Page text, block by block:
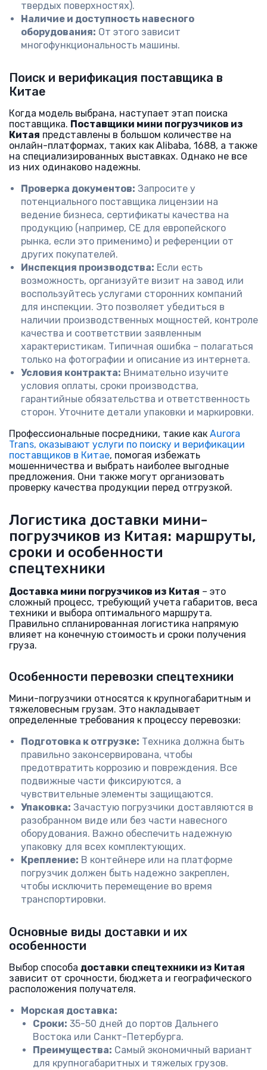
твердых поверхностях).
Наличие и доступность навесного
оборудования: От этого зависит
многофункциональность машины.
Поиск и верификация поставщика в
Китае
Когда модель выбрана, наступает этап поиска
поставщика. Поставщики мини погрузчиков из
Китая представлены в большом количестве на
онлайн-платформах, таких как Alibaba, 1688, а также
на специализированных выставках. Однако не все
из них одинаково надежны.
Проверка документов: Запросите у
потенциального поставщика лицензии на
ведение бизнеса, сертификаты качества на
продукцию (например, CE для европейского
рынка, если это применимо) и референции от
других покупателей.
Инспекция производства: Если есть
возможность, организуйте визит на завод или
воспользуйтесь услугами сторонних компаний
для инспекции. Это позволяет убедиться в
наличии производственных мощностей, контроле
качества и соответствии заявленным
характеристикам. Типичная ошибка – полагаться
только на фотографии и описание из интернета.
Условия контракта: Внимательно изучите
условия оплаты, сроки производства,
гарантийные обязательства и ответственность
сторон. Уточните детали упаковки и маркировки.
Профессиональные посредники, такие как Aurora
Trans, оказывают услуги по поиску и верификации
поставщиков в Китае, помогая избежать
мошенничества и выбрать наиболее выгодные
предложения. Они также могут организовать
проверку качества продукции перед отгрузкой.
Логистика доставки мини-
погрузчиков из Китая: маршруты,
сроки и особенности
спецтехники
Доставка мини погрузчиков из Китая – это
сложный процесс, требующий учета габаритов, веса
техники и выбора оптимального маршрута.
Правильно спланированная логистика напрямую
влияет на конечную стоимость и сроки получения
груза.
Особенности перевозки спецтехники
Мини-погрузчики относятся к крупногабаритным и
тяжеловесным грузам. Это накладывает
определенные требования к процессу перевозки:
Подготовка к отгрузке: Техника должна быть
правильно законсервирована, чтобы
предотвратить коррозию и повреждения. Все
подвижные части фиксируются, а
чувствительные элементы защищаются.
Упаковка: Зачастую погрузчики доставляются в
разобранном виде или без части навесного
оборудования. Важно обеспечить надежную
упаковку для всех комплектующих.
Крепление: В контейнере или на платформе
погрузчик должен быть надежно закреплен,
чтобы исключить перемещение во время
транспортировки.
Основные виды доставки и их
особенности
Выбор способа доставки спецтехники из Китая
зависит от срочности, бюджета и географического
расположения получателя.
Морская доставка:
Сроки: 35-50 дней до портов Дальнего
Востока или Санкт-Петербурга.
Преимущества: Самый экономичный вариант
для крупногабаритных и тяжелых грузов.